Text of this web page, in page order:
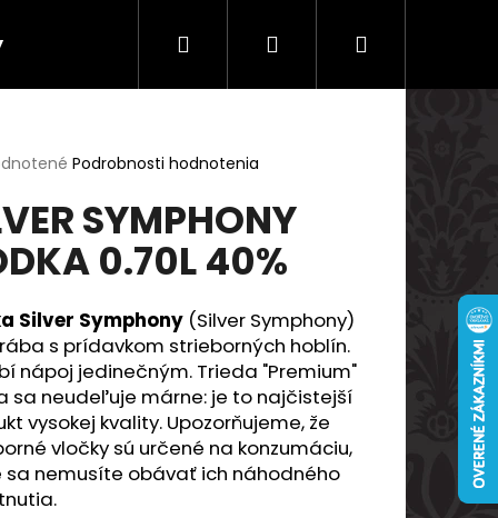
Doprava a platbyHľadať PrihlásenieNákupný
Podrobnosti hodnotenia
SYMPHONY
0.70L 40%
Silver Symphony (Silver Symphony)
s prídavkom strieborných hoblín.
nápoj jedinečným. Trieda "Premium"
sa neudeľuje márne: je to najčistejší
vysokej kvality. Upozorňujeme, že
vločky sú určené na konzumáciu,
sa nemusíte obávať ich náhodného
Nasledujúce
0.70L 40%